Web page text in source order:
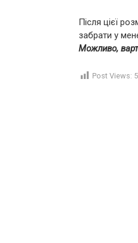
Після цієї
забрати у
Можливо,
Post Views: